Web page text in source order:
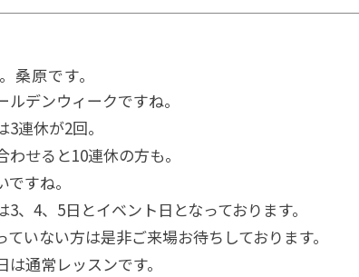
桑原です。
ルデンウィークですね。
連休が2回。
わせると10連休の方も。
すね。
3、4、5日とイベント日となっております。
ていない方は是非ご来場お待ちしております。
は通常レッスンです。